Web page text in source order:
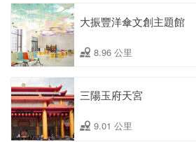
大振豐洋傘文創主題館
8.96 公里
三陽玉府天宮
9.01 公里